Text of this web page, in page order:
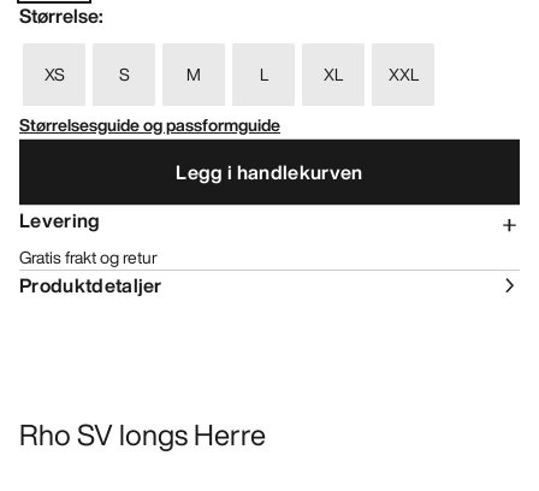
Størrelse:
XS S M L XL
XXL
Størrelsesguide og passformguide
Legg i handlekurven
Levering
Gratis frakt og retur
Produktdetaljer
Rho SV longs Herre